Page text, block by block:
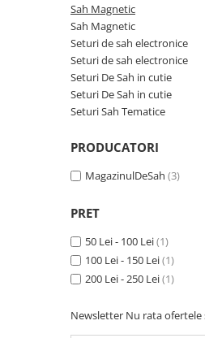
Colectie De Partide
colectie de partide
Computere de sah
Instruire Generala
Lemn De Boxwood
Lemn De Carpen (hornbeam)
Lemn De Sheesham
Piese De Sah Tematice Din Plastic
Sah Magnetic
Sah Magnetic
Seturi de sah electronice
Seturi de sah electronice
Seturi De Sah in cutie
Seturi De Sah in cutie
Seturi Sah Tematice
PRODUCATORI
MagazinulDeSah (3)
PRET
50 Lei - 100 Lei(1)
100 Lei - 150 Lei(1)
200 Lei - 250 Lei(1)
Newsletter Nu rata